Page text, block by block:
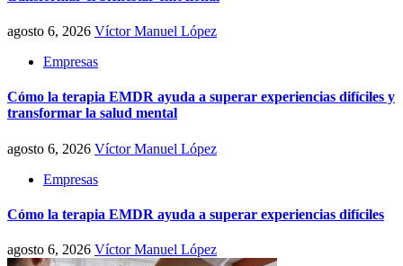
agosto 6, 2026 Víctor Manuel López
Empresas
Cómo la terapia EMDR ayuda a superar experiencias difíciles y
transformar la salud mental
agosto 6, 2026 Víctor Manuel López
Empresas
Cómo la terapia EMDR ayuda a superar experiencias difíciles
agosto 6, 2026 Víctor Manuel López